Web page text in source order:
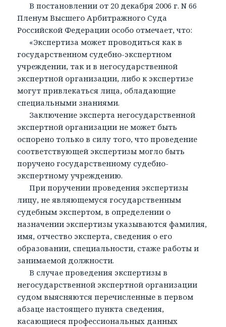
В постановлении от 20 декабря 2006 г. N 66
Пленум Высшего Арбитражного Суда
Российской Федерации особо отмечает, что:
«Экспертиза может проводиться как в
государственном судебно-экспертном
учреждении, так и в негосударственной
экспертной организации, либо к экспертизе
могут привлекаться лица, обладающие
специальными знаниями.
Заключение эксперта негосударственной
экспертной организации не может быть
оспорено только в силу того, что проведение
соответствующей экспертизы могло быть
поручено государственному судебно-
экспертному учреждению.
При поручении проведения экспертизы
лицу, не являющемуся государственным
судебным экспертом, в определении о
назначении экспертизы указываются фамилия,
имя, отчество эксперта, сведения о его
образовании, специальности, стаже работы и
занимаемой должности.
В случае проведения экспертизы в
негосударственной экспертной организации
судом выясняются перечисленные в первом
абзаце настоящего пункта сведения,
касающиеся профессиональных данных